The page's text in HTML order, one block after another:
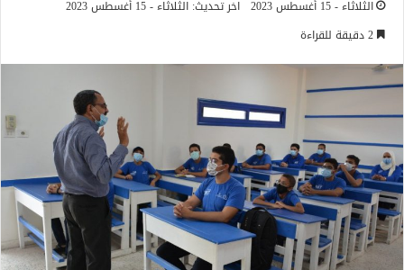
الثلاثاء - 15 أغسطس 2023
اخر تحديث: الثلاثاء - 15 أغسطس 2023